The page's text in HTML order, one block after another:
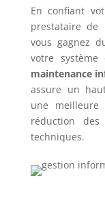
En confiant
prestataire
vous gagnez
votre
maintenance
assure un
une
réduction
techniques.